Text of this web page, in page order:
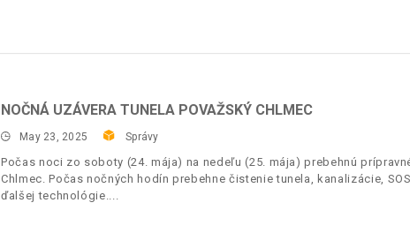
NOČNÁ UZÁVERA TUNELA POVAŽSKÝ CHLMEC
May 23, 2025 Správy
Počas noci zo soboty (24. mája) na nedeľu (25. mája) prebehnú
Chlmec. Počas nočných hodín prebehne čistenie tunela, kanalizácie,
ďalšej technológie.